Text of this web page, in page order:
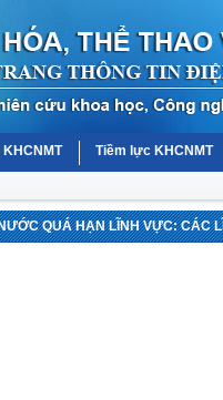
KHCNMT Tiềm lực KHCNMT
QUÁ HẠN LĨNH VỰC: CÁC